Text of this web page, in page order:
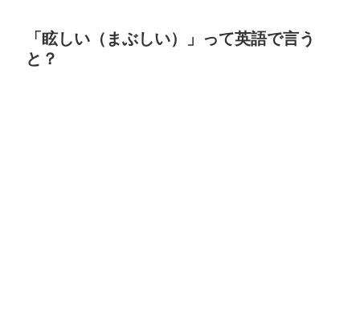
「眩しい（まぶしい）」って英語で言う
と？